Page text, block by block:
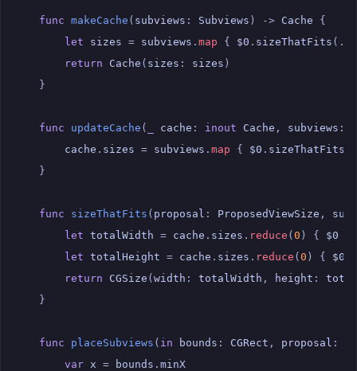
func makeCache ( subviews : Subviews ) -> Cache
{
let
sizes = subviews . map { $0 . sizeThatFits (.
return
Cache ( sizes : sizes )
}
func updateCache ( cache : inout Cache , subviews :
cache . sizes = subviews . map { $0 . sizeThatFits
}
func sizeThatFits ( proposal : ProposedViewSize ,
let totalWidth = cache . sizes . reduce (0 ) { $0
let totalHeight = cache . sizes . reduce (0 ) { $0
return
CGSize (width : totalWidth , height :
}
func placeSubviews ( in bounds : CGRect , proposal :
var x = bounds . minX